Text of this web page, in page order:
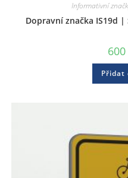
Informativní
Dopravní značka IS19d
600
Přidat